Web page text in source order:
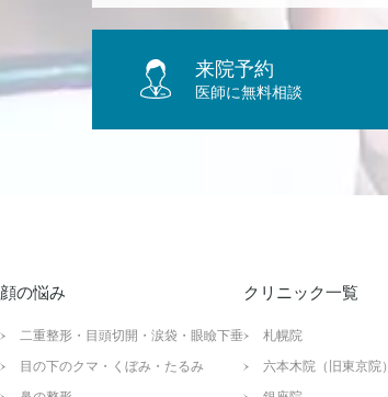
来院予約
医師に無料相談
顔の悩み
二重整形・目頭切開・涙袋・眼瞼下垂
目の下のクマ・くぼみ・たるみ
クリニック一覧
札幌院
六本木院（旧東京院）